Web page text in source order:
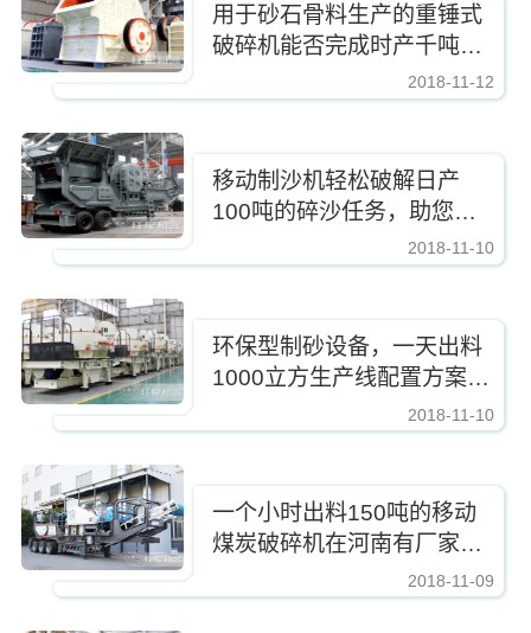
https://www.zhishaji.cn/Upload/Editor/image/
用于砂石骨料生产的重锤式
破碎机能否完成时产千吨？
2018-11-12
https://www.zhishaji.cn/Upload/Editor/image/
移动制沙机轻松破解日产
100吨的碎沙任务，助您解
2018-11-10
https://www.zhishaji.cn/Upload/Editor/image/
环保型制砂设备，一天出料
1000立方生产线配置方案报
2018-11-10
https://www.zhishaji.cn/Upload/Editor/image/
一个小时出料150吨的移动
煤炭破碎机在河南有厂家
吗？报价贵不贵？（内含作
业视频）
2018-11-09